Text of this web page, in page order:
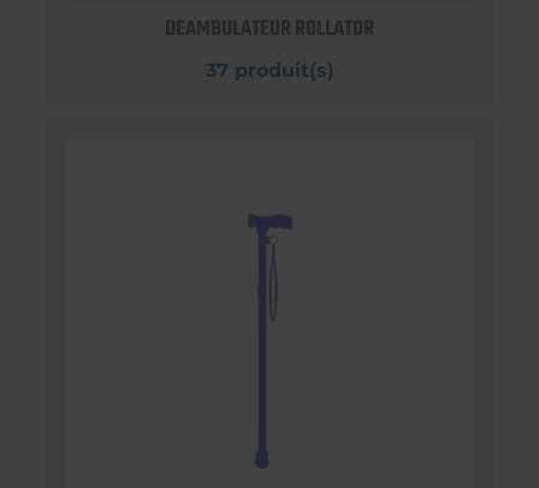
DEAMBULATEUR ROLLATOR
37 produit(s)